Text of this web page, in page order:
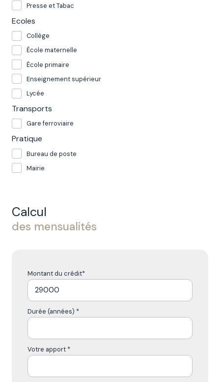
Presse et Tabac
Ecoles
Collège
École maternelle
École primaire
Enseignement supérieur
Lycée
Transports
Gare ferroviaire
Pratique
Bureau de poste
Mairie
Calcul
des mensualités
Montant du crédit*
Durée (années) *
Votre apport *